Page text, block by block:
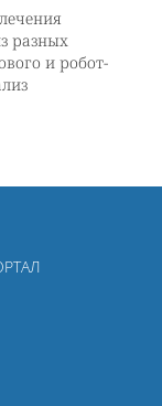
разных
и робот-